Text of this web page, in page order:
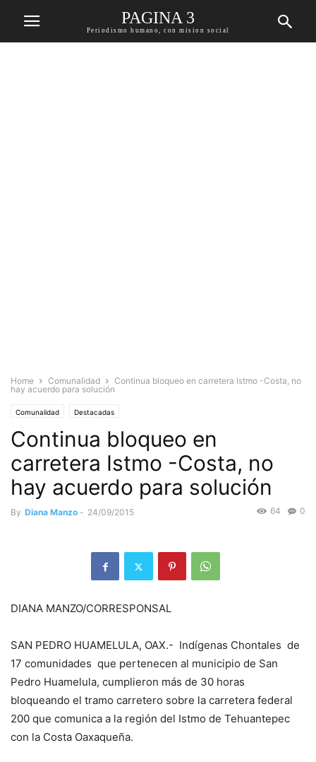
PAGINA 3
Periodismo humano, con mision social
Home Comunalidad
Continua bloqueo en carretera Istmo -Costa, no
hay acuerdo para solución
Comunalidad Destacadas
Continua bloqueo en
carretera Istmo -Costa, no
hay acuerdo para solución
By Diana Manzo - 24/09/2015 0
64
DIANA MANZO/CORRESPONSAL
SAN PEDRO HUAMELULA, OAX.- Indígenas Chontales de
17 comunidades que pertenecen al municipio de San
Pedro Huamelula, cumplieron más de 30 horas
bloqueando el tramo carretero sobre la carretera federal
200 que comunica a la región del Istmo de Tehuantepec
con la Costa Oaxaqueña.